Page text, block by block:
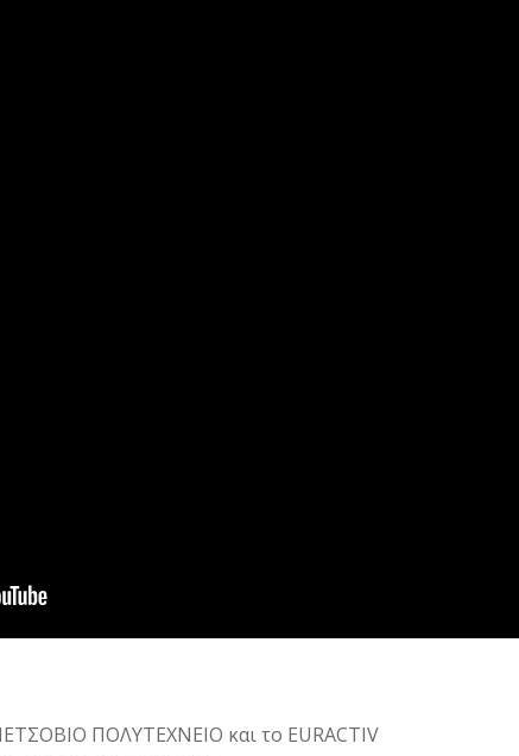
ΠΟΛΥΤΕΧΝΕΙΟ και το EURACTIV